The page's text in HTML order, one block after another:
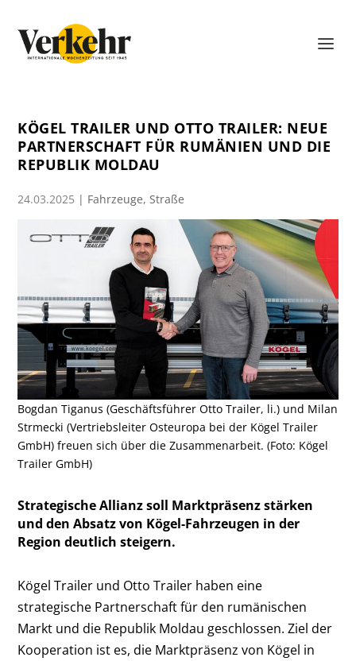
KÖGEL TRAILER UND OTTO TRAILER: NEUE
PARTNERSCHAFT FÜR RUMÄNIEN UND DIE
REPUBLIK MOLDAU
24.03.2025 | Fahrzeuge,Straße
Bogdan Tiganus (Geschäftsführer Otto Trailer, li.) und Milan
Strmecki (Vertriebsleiter Osteuropa bei der Kögel Trailer
GmbH) freuen sich über die Zusammenarbeit. (Foto: Kögel
Trailer GmbH)
Strategische Allianz soll Marktpräsenz stärken
und den Absatz von Kögel-Fahrzeugen in der
Region deutlich steigern.
Kögel Trailer und Otto Trailer haben eine
strategische Partnerschaft für den rumänischen
Markt und die Republik Moldau geschlossen. Ziel der
Kooperation ist es, die Marktpräsenz von Kögel in